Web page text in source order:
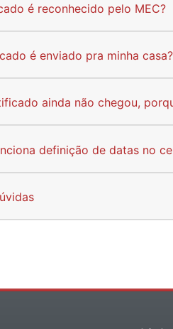
é reconhecido pelo MEC?
é enviado pra minha casa?
ainda não chegou,
definição de datas no